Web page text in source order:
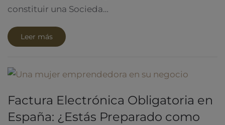
constituir una Socieda…
Leer más
Factura Electrónica Obligatoria en
España: ¿Estás Preparado como